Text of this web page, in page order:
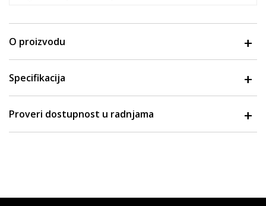
O proizvodu
Specifikacija
Proveri dostupnost u radnjama